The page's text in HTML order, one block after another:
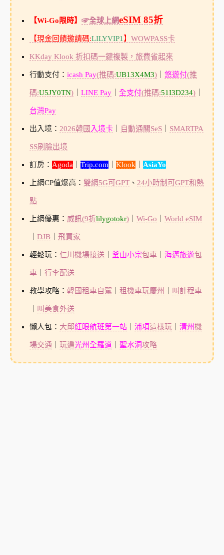
【Wi-Go限時】 ☞全球上網eSIM 85折
【現金回饋邀請碼:LILYVIP1 】 WOWPASS卡
KKday Klook 折扣碼一鍵複製，旅費省起來
行動支付： icash Pay(推碼:UB13X4M3)｜ 悠遊付(推
碼:U5JY0TN)｜ LINE Pay｜ 全支付(推碼:51I3D234)｜
台灣Pay
出入境： 2026韓國 入境卡｜ 自動通關SeS｜ SMARTPA
SS刷臉出境
訂房： Agoda Trip.com Klook AsiaYo
上網CP值爆高： 雙網5G可GPT、 24小時制可GPT和熱
點
上網優惠： 威訊(9折lilygotokr)｜ Wi-Go World eSIM
DJB｜ 飛買家
輕鬆玩： 仁川機場接送 釜山小宗包車｜ 海邁旅遊包
車｜ 行李配送
教學攻略： 韓國租車自駕 租機車玩慶州 叫計程車
叫美食外送
懶人包： 大邱紅眼航班第一站｜ 浦項這樣玩｜ 清州機
場交通 玩遍光州全羅道｜ 聖水洞攻略